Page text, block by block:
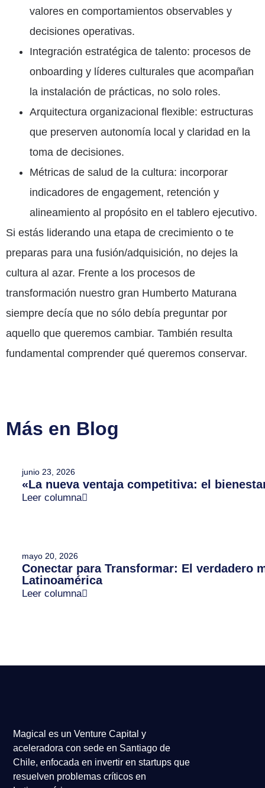
valores en comportamientos observables y
decisiones operativas.
Integración estratégica de talento: procesos de
onboarding y líderes culturales que acompañan
la instalación de prácticas, no solo roles.
Arquitectura organizacional flexible: estructuras
que preserven autonomía local y claridad en la
toma de decisiones.
Métricas de salud de la cultura: incorporar
indicadores de engagement, retención y
alineamiento al propósito en el tablero ejecutivo.
Si estás liderando una etapa de crecimiento o te
preparas para una fusión/adquisición, no dejes la
cultura al azar. Frente a los procesos de
transformación nuestro gran Humberto Maturana
siempre decía que no sólo debía preguntar por
aquello que queremos cambiar. También resulta
fundamental comprender qué queremos conservar.
Más en Blog
junio 23, 2026
«La nueva ventaja competitiva: el
Leer columna
mayo 20, 2026
Conectar para Transformar: El verdadero
Latinoamérica
Leer columna
Magical es un Venture Capital y
aceleradora con sede en Santiago de
Chile, enfocada en invertir en startups que
resuelven problemas críticos en